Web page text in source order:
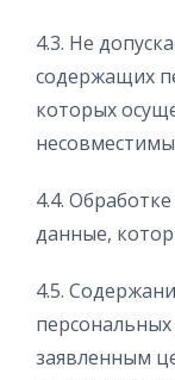
4.3. Не
содержащих
которых
4.4.
данные,
4.5.
заявленным